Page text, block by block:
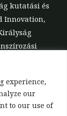
experience,
our
to our use of
kutatási és
Innovation,
10039700].